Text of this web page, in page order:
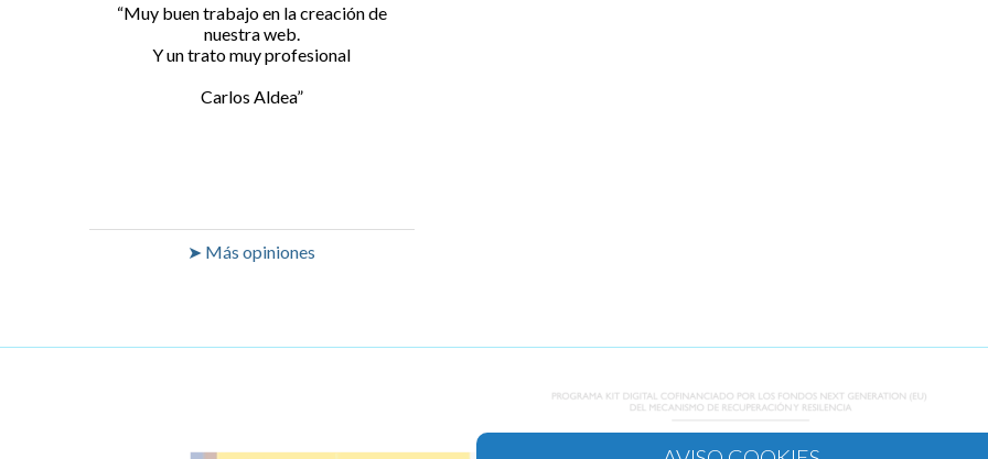
Muy buen trabajo en la creación de
nuestra web.
Y un trato muy profesional
Carlos Aldea
➤ Más opiniones